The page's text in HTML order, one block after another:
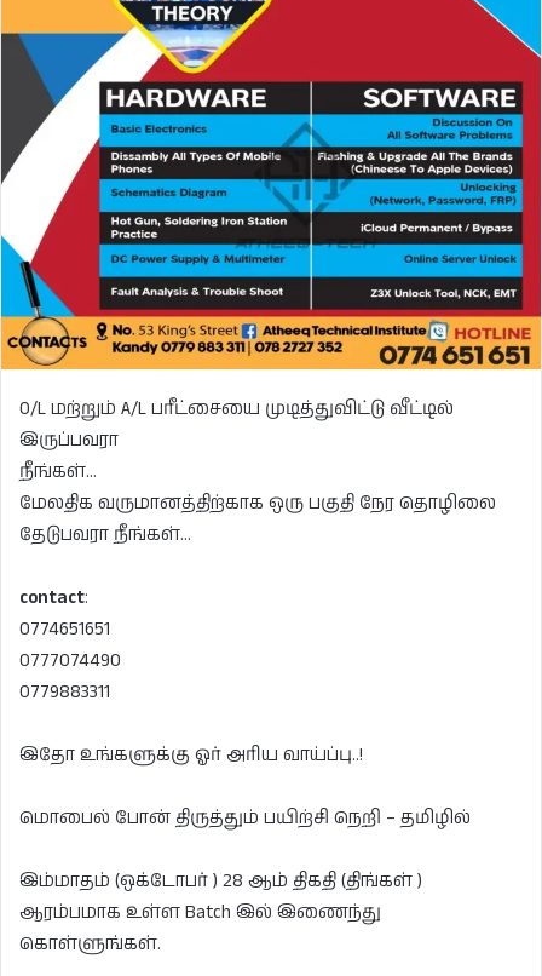
O/L மற்றும் A/L பரீட்சையை முடித்துவிட்டு வீட்டில்
இருப்பவரா
நீங்கள்…
மேலதிக வருமானத்திற்காக ஒரு பகுதி நேர தொழிலை
தேடுபவரா நீங்கள்…
contact:
0774651651
0777074490
0779883311
இதோ உங்களுக்கு ஓர் அரிய வாய்ப்பு..!
மொபைல் போன் திருத்தும் பயிற்சி நெறி – தமிழில்
இம்மாதம் (ஒக்டோபர் ) 28 ஆம் திகதி (திங்கள் )
ஆரம்பமாக உள்ள Batch இல் இணைந்து
கொள்ளுங்கள்.